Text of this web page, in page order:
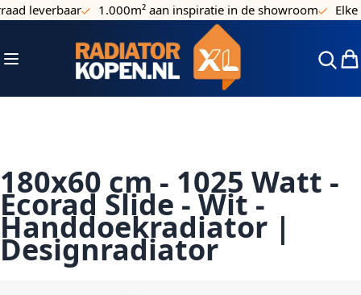
Ga naar de inhoud
leverbaar 1.000m² aan inspiratie in de showroom Elke
Toggle Nav
180x60 cm - 1025 Watt -
Ecorad Slide - Wit -
Handdoekradiator |
Designradiator